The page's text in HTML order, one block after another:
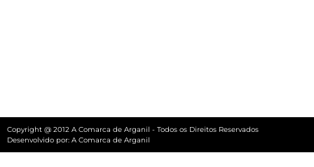
Copyright @ 2012 A Comarca de Arganil - Todos os Direitos Reservados
Desenvolvido por: A Comarca de Arganil